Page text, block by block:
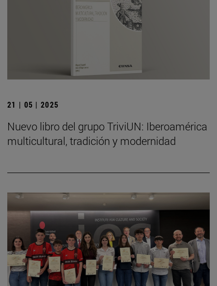
21 | 05 | 2025
Nuevo libro del grupo TriviUN: Iberoamérica
multicultural, tradición y modernidad